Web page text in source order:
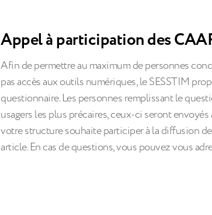
Appel à participation des
Afin de permettre au maximum de personnes
pas accès aux outils numériques, le SESSTIM
questionnaire. Les personnes remplissant le
usagers les plus précaires, ceux-ci seront
votre structure souhaite participer à la diffusion
article. En cas de questions, vous pouvez vous